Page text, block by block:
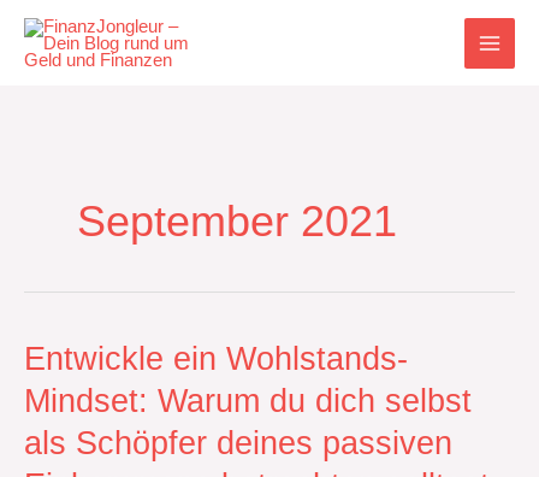
Inhalt
springen
September 2021
Entwickle ein Wohlstands-
Mindset: Warum du dich selbst
als Schöpfer deines passiven
Entwickle
ein
Wohlstands-
Warum